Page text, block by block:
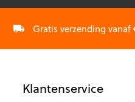
Gratis verzending vanaf
Klantenservice